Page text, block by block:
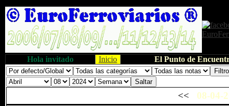
Hola invitado Inicio El Punto de
<< 08-04-